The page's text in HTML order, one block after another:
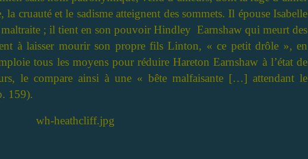
la cruauté et le sadisme atteignent des sommets. Il épouse Isabelle
; il tient en son pouvoir Hindley Earnshaw qui meurt des
à laisser mourir son propre fils Linton, « ce petit drôle », en
tous les moyens pour réduire Hareton Earnshaw à l’état de
le compare ainsi à une « bête malfaisante […] attendant le
159).